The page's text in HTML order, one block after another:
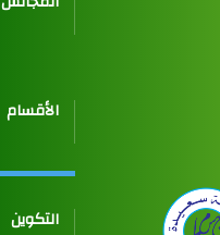
الأقسام
التكوين